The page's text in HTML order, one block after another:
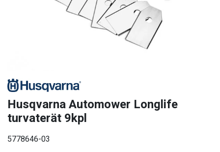
Husqvarna Automower Longlife
turvaterät 9kpl
5778646-03